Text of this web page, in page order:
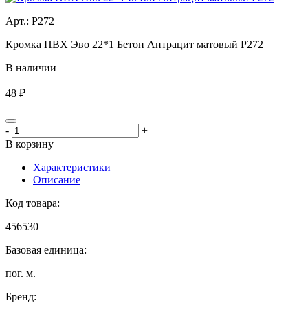
Aрт.: Р272
Кромка ПВХ Эво 22*1 Бетон Антрацит матовый Р272
В наличии
48 ₽
-
+
В корзину
Характеристики
Описание
Код товара:
456530
Базовая единица:
пог. м.
Бренд: